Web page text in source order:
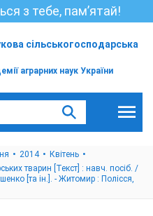
з тебе, пам’ятай!
сільськогосподарська
аграрних наук України
2014
Квітень
тварин [Текст] : навч. посіб. /
[та ін.]. - Житомир : Полісся,